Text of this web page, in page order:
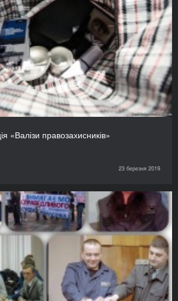
«Валізи правозахисників»
23 березня 2019